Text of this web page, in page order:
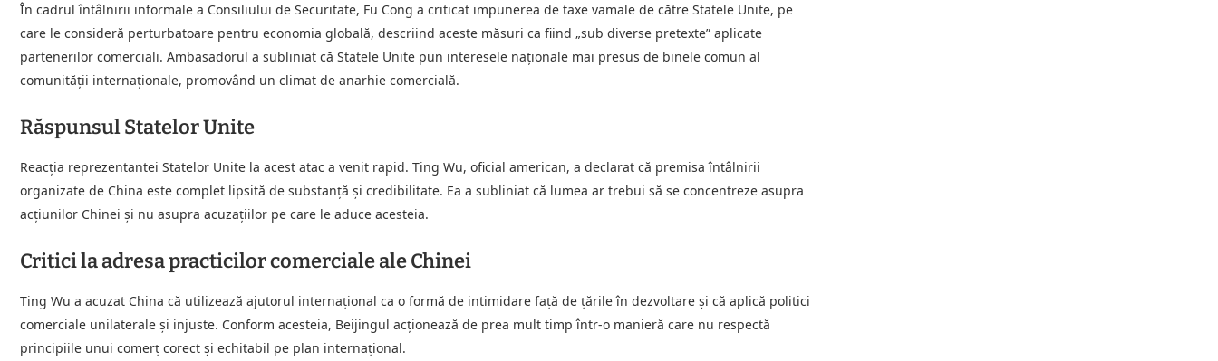
În cadrul întâlnirii informale a Consiliului de Securitate, Fu Cong a criticat impunerea de taxe vamale de către Statele Unite, pe
care le consideră perturbatoare pentru economia globală, descriind aceste măsuri ca fiind „sub diverse pretexte” aplicate
partenerilor comerciali. Ambasadorul a subliniat că Statele Unite pun interesele naționale mai presus de binele comun al
comunității internaționale, promovând un climat de anarhie comercială.
Răspunsul Statelor Unite
Reacția reprezentantei Statelor Unite la acest atac a venit rapid. Ting Wu, oficial american, a declarat că premisa întâlnirii
organizate de China este complet lipsită de substanță și credibilitate. Ea a subliniat că lumea ar trebui să se concentreze asupra
acțiunilor Chinei și nu asupra acuzațiilor pe care le aduce acesteia.
Critici la adresa practicilor comerciale ale Chinei
Ting Wu a acuzat China că utilizează ajutorul internațional ca o formă de intimidare față de țările în dezvoltare și că aplică politici
comerciale unilaterale și injuste. Conform acesteia, Beijingul acționează de prea mult timp într-o manieră care nu respectă
principiile unui comerț corect și echitabil pe plan internațional.